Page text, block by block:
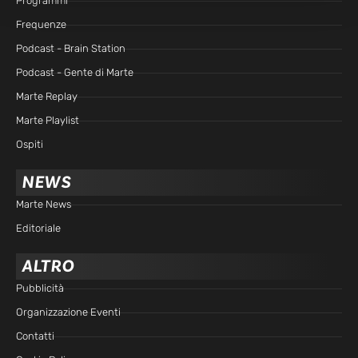
Frequenze
Podcast - Brain Station
Podcast - Gente di Marte
Marte Replay
Marte Playlist
Ospiti
NEWS
Marte News
Editoriale
ALTRO
Pubblicità
Organizzazione Eventi
Contatti